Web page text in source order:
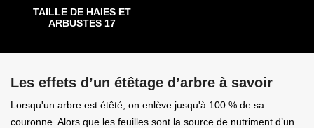
TAILLE DE HAIES ET
ARBUSTES 17
Les effets d’un étêtage d’arbre à savoir
Lorsqu'un arbre est étêté, on enlève jusqu'à 100 % de sa
couronne. Alors que les feuilles sont la source de nutriment d’un